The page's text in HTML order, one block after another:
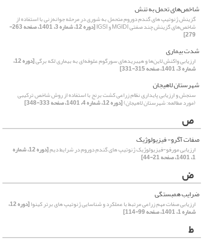
شاخص‌های تحمل به تنش
گزینش ژنوتیپ های گندم دوروم متحمل به شوری در مرحله جوانه‌زنی با استفاده از
شاخص‌های گزینش چند صفتی MGIDI و IGSI [دوره 12، شماره 3، 1401، صفحه 263-
279]
شدت بیماری
ارزیابی واکنش لاین‌‌ها و هیبریدهای سورگوم علوفه‌‌ای به بیماری لکه برگی [دوره 12،
شماره 3، 1401، صفحه 315-331]
شهرستان لاهیجان
سنجش و ارزیابی پایداری نظام زراعی کشت برنج با استفاده از روش شاخص ترکیبی
(مورد مطالعه: شهرستان لاهیجان)[دوره 12، شماره 4، 1401، صفحه 333-348]
ص
صفات آگرو- فیزیولوژیک
ارزیابی مورفو-فیزیولوژیک ژنوتیپ های گندم دوروم در شرایط دیم [دوره 12، شماره
1، 1401، صفحه 21-44]
ض
ضرایب همبستگی
ارزیابی صفات مهم زراعی مرتبط با عملکرد و شناسایی ژنوتیپ های برتر کینوا [دوره 12،
شماره 1، 1401، صفحه 99-114]
ط